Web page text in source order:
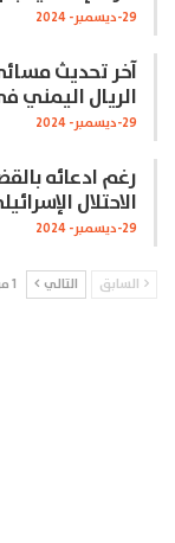
29-ديسمبر- 2024
آخر تحديث
الريال اليمني
29-ديسمبر- 2024
رغم ادعائه
الاحتلال
29-ديسمبر- 2024
السابق التالي 1 من 2٬214